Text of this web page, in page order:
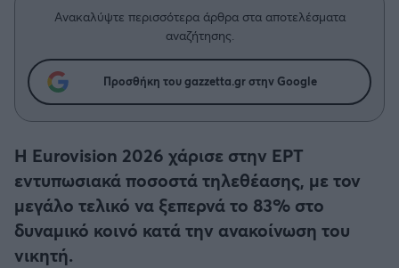
Άρης
Λεβαδειακός
ΟΦΗ
Ατρόμητος Αθηνών
Συνεντεύξεις
Μια Ιστορία από την Πόλη
Ανακαλύψτε περισσότερα άρθρα στα αποτελέσματα
αναζήτησης.
Προσθήκη του gazzetta.gr στην Google
Η Eurovision 2026 χάρισε στην ΕΡΤ
εντυπωσιακά ποσοστά τηλεθέασης, με τον
μεγάλο τελικό να ξεπερνά το 83% στο
δυναμικό κοινό κατά την ανακοίνωση του
νικητή.